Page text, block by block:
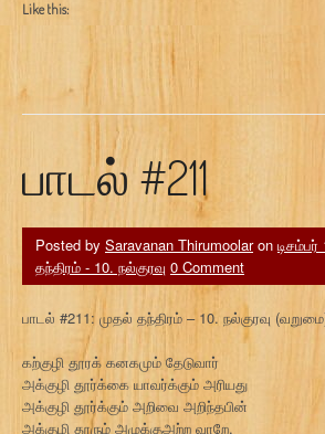
Like this:
பாடல் #211
Posted by Saravanan Thirumoolaron
தந்திரம் - 10. நல்குரவு 0 Comment
பாடல் #211: முதல் தந்திரம் – 10. நல்குரவு
கற்குழி தூரக் கனகமும் தேடுவார்
அக்குழி தூர்க்கை யாவர்க்கும் அரியது
அக்குழி தூர்க்கும் அறிவை அறிந்தபின்
அக்குழி தூரும் அழுக்குஅற்ற வாறே.